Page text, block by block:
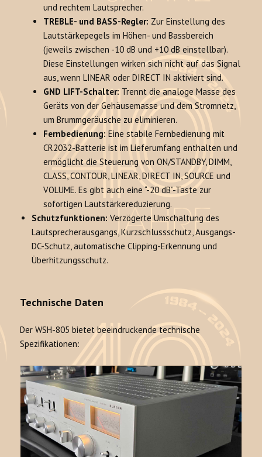
und rechtem Lautsprecher.
TREBLE- und BASS-Regler: Zur Einstellung des
Lautstärkepegels im Höhen- und Bassbereich
(jeweils zwischen -10 dB und +10 dB einstellbar).
Diese Einstellungen wirken sich nicht auf das Signal
aus, wenn LINEAR oder DIRECT IN aktiviert sind.
GND LIFT-Schalter:Trennt die analoge Masse des
Geräts von der Gehäusemasse und dem Stromnetz,
um Brummgeräusche zu eliminieren.
Fernbedienung: Eine stabile Fernbedienung mit
CR2032-Batterie ist im Lieferumfang enthalten und
ermöglicht die Steuerung von ON/STANDBY, DIMM,
CLASS, CONTOUR, LINEAR, DIRECT IN, SOURCE und
VOLUME. Es gibt auch eine “-20 dB”-Taste zur
sofortigen Lautstärkereduzierung.
Schutzfunktionen: Verzögerte Umschaltung des
Lautsprecherausgangs, Kurzschlussschutz, Ausgangs-
DC-Schutz, automatische Clipping-Erkennung und
Überhitzungsschutz.
Technische Daten
Der WSH-805 bietet beeindruckende technische
Spezifikationen: